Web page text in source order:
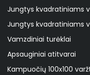
Jungtys kvadratiniams
Jungtys kvadratiniams
Vamzdiniai turėklai
Apsauginiai atitvarai
Kampuočių 100x100